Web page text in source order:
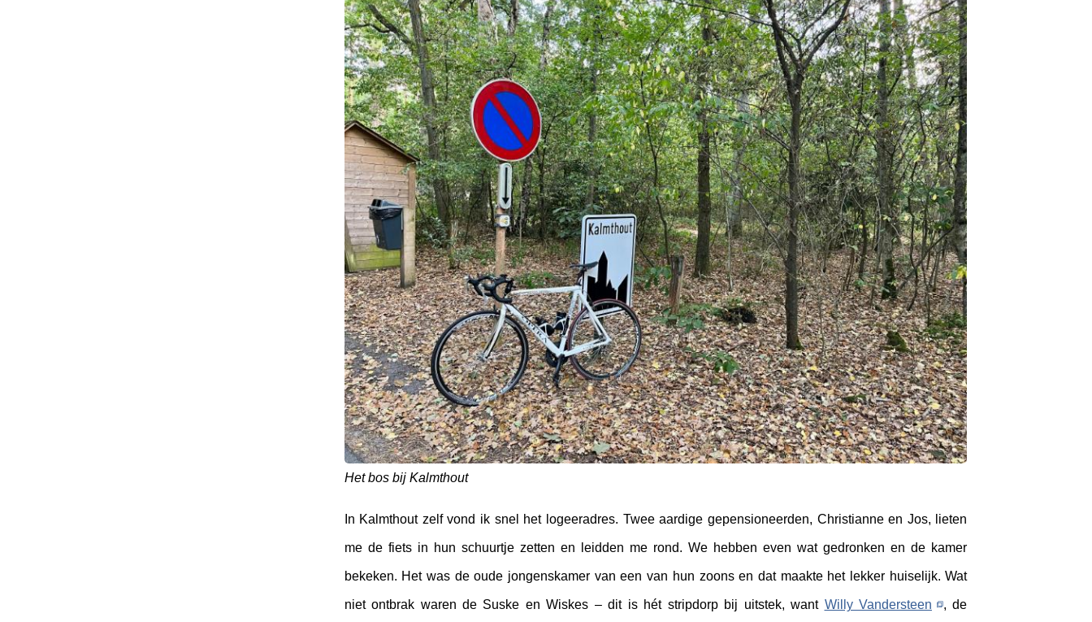
Het bos bij Kalmthout
In Kalmthout zelf vond ik snel het logeeradres. Twee aardige gepensioneerden, Christianne en Jos, lieten
me de fiets in hun schuurtje zetten en leidden me rond. We hebben even wat gedronken en de kamer
bekeken. Het was de oude jongenskamer van een van hun zoons en dat maakte het lekker huiselijk. Wat
niet ontbrak waren de Suske en Wiskes – dit is hét stripdorp bij uitstek, want Willy Vandersteen , de